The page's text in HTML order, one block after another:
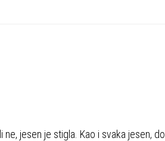
ne, jesen je stigla. Kao i svaka jesen,